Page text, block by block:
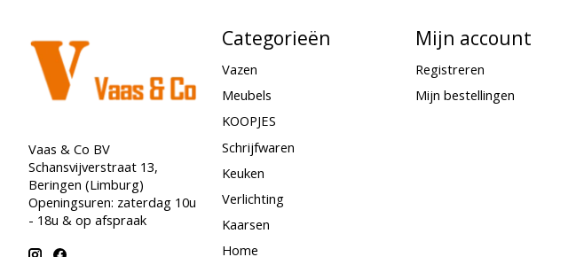
Vaas & Co BV
Schansvijverstraat 13,
Beringen (Limburg)
Openingsuren: zaterdag 10u
- 18u & op afspraak
Categorieën
Vazen
Meubels
KOOPJES
Schrijfwaren
Keuken
Verlichting
Kaarsen
Home
Mijn account
Registreren
Mijn bestellingen